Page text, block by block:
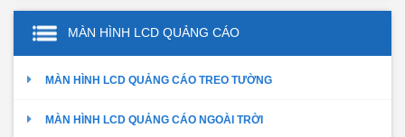
MÀN HÌNH LCD QUẢNG CÁO
MÀN HÌNH LCD QUẢNG CÁO TREO TƯỜNG
MÀN HÌNH LCD QUẢNG CÁO NGOÀI TRỜI